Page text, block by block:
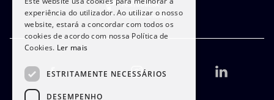
ENGLISH
experiência do utilizador. Ao utilizar o nosso
website, estará a concordar com todos os
cookies de acordo com nossa Política de
Cookies. Ler mais
ESTRITAMENTE NECESSÁRIOS
DESEMPENHO